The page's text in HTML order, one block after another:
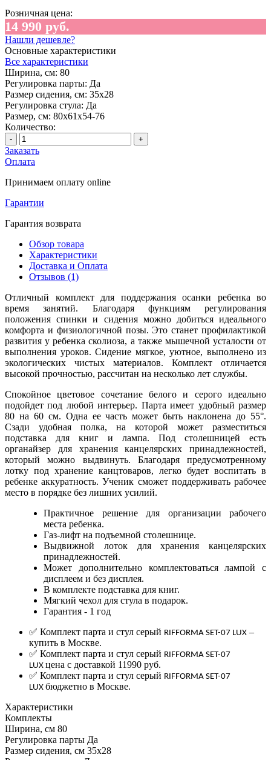
Розничная цена:
14 990 руб.
Нашли дешевле?
Основные характеристики
Все характеристики
Ширина, см: 80
Регулировка парты: Да
Размер сидения, см: 35х28
Регулировка стула: Да
Размер, см: 80х61х54-76
Количество:
- +
Заказать
Оплата
Принимаем оплату online
Гарантии
Гарантия возврата
Обзор товара
Характеристики
Доставка и Оплата
Отзывов (1)
Отличный комплект для поддержания осанки ребенка во
время занятий. Благодаря функциям регулирования
положения спинки и сидения можно добиться идеального
комфорта и физиологичной позы. Это станет профилактикой
развития у ребенка сколиоза, а также мышечной усталости от
выполнения уроков. Сидение мягкое, уютное, выполнено из
экологических чистых материалов. Комплект отличается
высокой прочностью, рассчитан на несколько лет службы.
Спокойное цветовое сочетание белого и серого идеально
подойдет под любой интерьер. Парта имеет удобный размер
80 на 60 см. Одна ее часть может быть наклонена до 55°.
Сзади удобная полка, на которой может разместиться
подставка для книг и лампа. Под столешницей есть
органайзер для хранения канцелярских принадлежностей,
который можно выдвинуть. Благодаря предусмотренному
лотку под хранение канцтоваров, легко будет воспитать в
ребенке аккуратность. Ученик сможет поддерживать рабочее
место в порядке без лишних усилий.
Практичное решение для организации рабочего
места ребенка.
Газ-лифт на подъемной столешнице.
Выдвижной лоток для хранения канцелярских
принадлежностей.
Может дополнительно комплектоваться лампой с
дисплеем и без дисплея.
В комплекте подставка для книг.
Мягкий чехол для стула в подарок.
Гарантия - 1 год
✅ Комплект парта и стул серый RIFFORMA SET-07 LUX –
купить в Москве.
✅ Комплект парта и стул серый RIFFORMA SET-07
LUX цена с доставкой 11990 руб.
✅ Комплект парта и стул серый RIFFORMA SET-07
LUX бюджетно в Москве.
Характеристики
Комплекты
Ширина, см 80
Регулировка парты Да
Размер сидения, см 35х28